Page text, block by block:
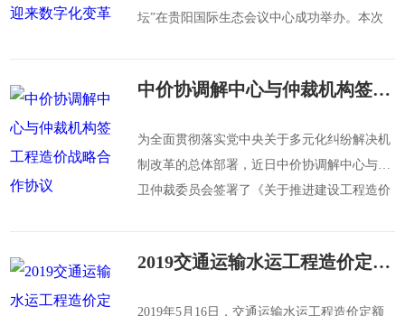
坛”在贵阳国际生态会议中心成功举办。本次
房和城乡建设厅联合承办，是“数字造价”首次
中价协调解中心与仲裁机构签工程造价战略合作协议
为全面贯彻落实党中央关于多元化纠纷解决机
制改革的总体部署，近日中价协调解中心与中
卫仲裁委员会签署了《关于推进建设工程造价
2019交通运输水运工程造价定额中心到中价协调解中心调研
2019年5月16日，交通运输水运工程造价定额